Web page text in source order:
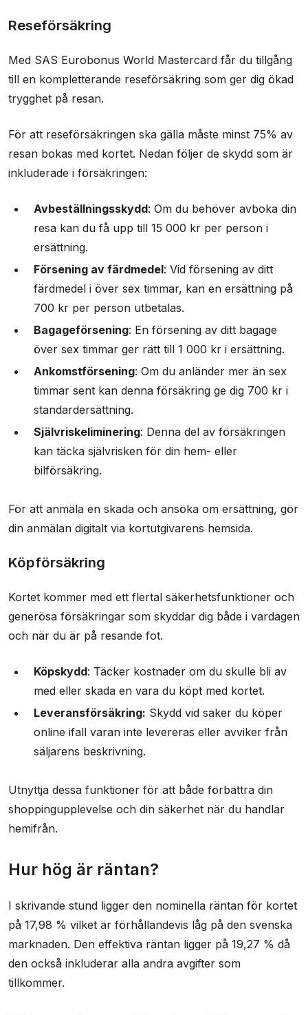
Reseförsäkring
Med SAS Eurobonus World Mastercard får du tillgång
till en kompletterande reseförsäkring som ger dig ökad
trygghet på resan.
För att reseförsäkringen ska gälla måste minst 75% av
resan bokas med kortet. Nedan följer de skydd som är
inkluderade i försäkringen:
Avbeställningsskydd: Om du behöver avboka din
resa kan du få upp till 15 000 kr per person i
ersättning.
Försening av färdmedel: Vid försening av ditt
färdmedel i över sex timmar, kan en ersättning på
700 kr per person utbetalas.
Bagageförsening: En försening av ditt bagage
över sex timmar ger rätt till 1 000 kr i ersättning.
Ankomstförsening: Om du anländer mer än sex
timmar sent kan denna försäkring ge dig 700 kr i
standardersättning.
Självriskeliminering: Denna del av försäkringen
kan täcka självrisken för din hem- eller
bilförsäkring.
För att anmäla en skada och ansöka om ersättning, gör
din anmälan digitalt via kortutgivarens hemsida.
Köpförsäkring
Kortet kommer med ett flertal säkerhetsfunktioner och
generösa försäkringar som skyddar dig både i vardagen
och när du är på resande fot.
Köpskydd: Täcker kostnader om du skulle bli av
med eller skada en vara du köpt med kortet.
Leveransförsäkring: Skydd vid saker du köper
online ifall varan inte levereras eller avviker från
säljarens beskrivning.
Utnyttja dessa funktioner för att både förbättra din
shoppingupplevelse och din säkerhet när du handlar
hemifrån.
Hur hög är räntan?
I skrivande stund ligger den nominella räntan för kortet
på 17,98 % vilket är förhållandevis låg på den svenska
marknaden. Den effektiva räntan ligger på 19,27 % då
den också inkluderar alla andra avgifter som
tillkommer.